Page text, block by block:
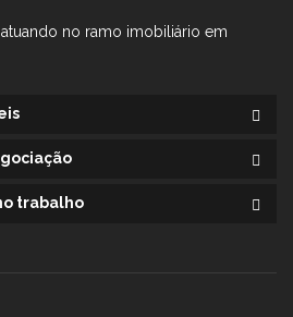
no ramo imobiliário em
trabalho